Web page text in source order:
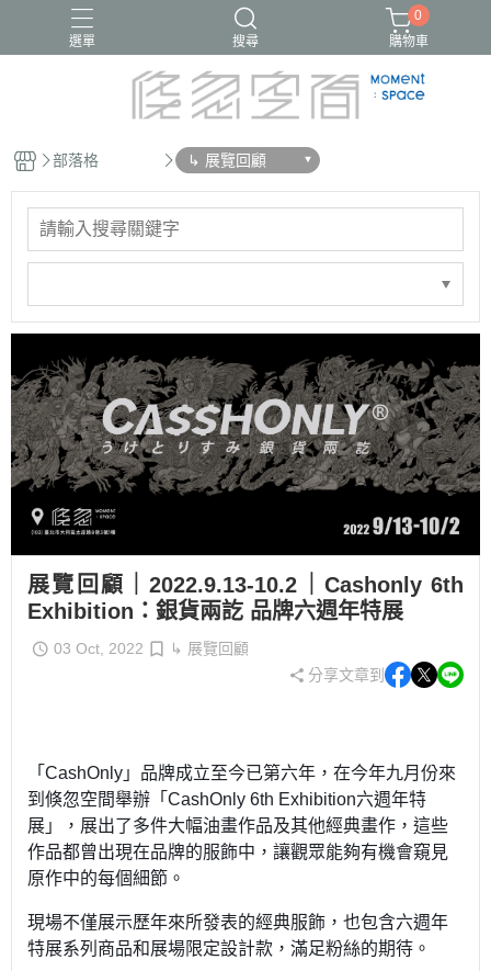
選單 搜尋
0
購物車
部落格 ↳ 展覽回顧
展覽回顧｜2022.9.13-10.2｜Cashonly 6th
Exhibition：銀貨兩訖 品牌六週年特展
03 Oct, 2022
↳ 展覽回顧
分享文章到
「 CashOnly 」品牌成立至今已第六年，在今年九月份來
到倏忽空間舉辦「 CashOnly 6th Exhibition六週年特
展」，展出了多件大幅油畫作品及其他經典畫作，這些
作品都曾出現在品牌的服飾中，讓觀眾能夠有機會窺見
原作中的每個細節。
現場不僅展示歷年來所發表的經典服飾，也包含六週年
特展系列商品和展場限定設計款，滿足粉絲的期待。